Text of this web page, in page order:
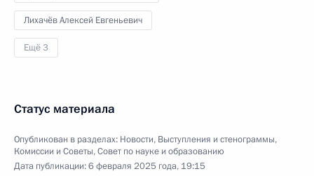
Лихачёв Алексей Евгеньевич
Ещё 3
Статус материала
Опубликован в разделах: Новости, Выступления и стенограммы,
Комиссии и Советы,Совет по науке и образованию
Дата публикации:6 февраля 2025 года, 19:15